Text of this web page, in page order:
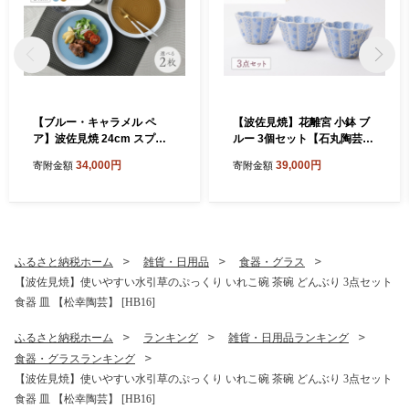
【ブルー・キャラメル ペ
ア】波佐見焼 24cm スプレ
55]
寄附金額 34,000円
【波佐見焼】花離宮 小鉢 ブ
ルー 3個セット【石丸陶芸】
寄附金額 39,000円
ふるさと納税ホーム 雑貨・日用品
食器・グラス
【波佐見焼】使いやすい水引草のぷっくり いれこ碗 茶碗 どんぶり 3点セット
食器 皿 【松幸陶芸】 [HB16]
ふるさと納税ホーム ランキング
雑貨・日用品ランキング
食器・グラスランキング
【波佐見焼】使いやすい水引草のぷっくり いれこ碗 茶碗 どんぶり 3点セット
食器 皿 【松幸陶芸】 [HB16]